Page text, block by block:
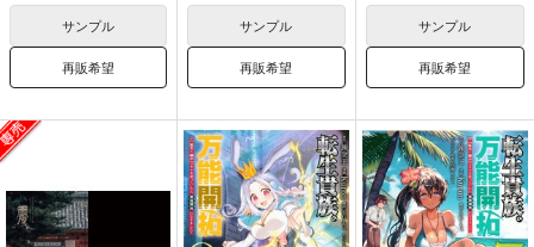
サンプル
再販希望
サンプル
再販希望
サンプル
再販希望